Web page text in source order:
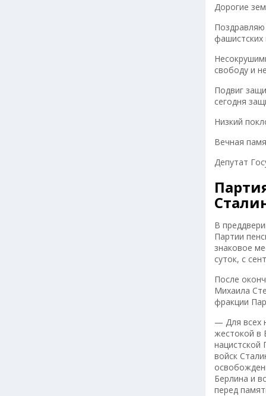
Дорогие
фашистских
свободу и
Подвиг
сегодня
Низкий
Вечная
Депутат
В
Партии
знаковое
суток, с
После
Михаила
фракции
— Для всех
жестокой в
нацистской
войск
Берлина и
перед